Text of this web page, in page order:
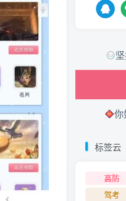
你
标签云
高防
驾考